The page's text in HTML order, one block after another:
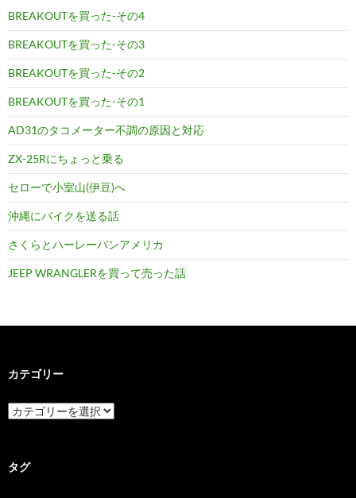
BREAKOUTを買った-その4
BREAKOUTを買った-その3
BREAKOUTを買った-その2
BREAKOUTを買った-その1
AD31のタコメーター不調の原因と対応
ZX-25Rにちょっと乗る
セローで小室山(伊豆)へ
沖縄にバイクを送る話
さくらとハーレーパンアメリカ
JEEP WRANGLERを買って売った話
カテゴリー
カ
テ
ー
タグ